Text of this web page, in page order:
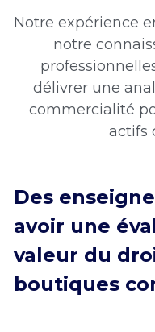
Notre expérience
notre
délivrer une
commercialité
actifs
Des
avoir une
valeur du
boutiques